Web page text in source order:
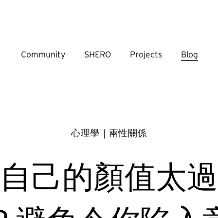
Community SHERO Projects Blog
己的顏值太
心理學｜兩性關係